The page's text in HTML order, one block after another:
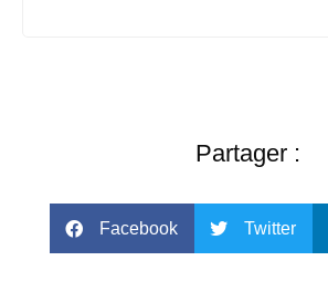
Partager :
Facebook Twitter